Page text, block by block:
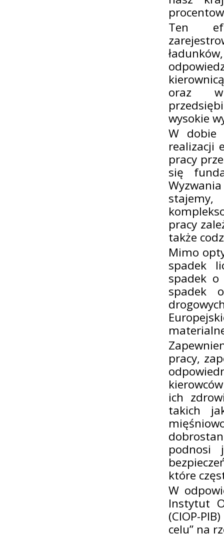
Ten
oraz
wysokie
W dobie
realizacji
pracy
się
pracy
także
Mimo
spadek
spadek
spadek
pracy,
ich
takich
podnosi
które
W
Instytut
(CIOP-
celu” na